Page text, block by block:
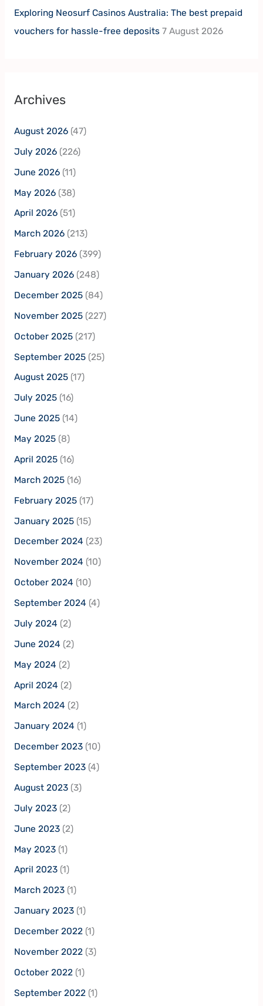
Exploring Neosurf Casinos Australia: The best prepaid
vouchers for hassle-free deposits 7 August 2026
Archives
August 2026(47)
July 2026(226)
June 2026(11)
May 2026(38)
April 2026(51)
March 2026(213)
February 2026(399)
January 2026(248)
December 2025(84)
November 2025(227)
October 2025(217)
September 2025(25)
August 2025(17)
July 2025(16)
June 2025(14)
May 2025(8)
April 2025(16)
March 2025(16)
February 2025(17)
January 2025(15)
December 2024 (23)
November 2024 (10)
October 2024 (10)
September 2024 (4)
July 2024 (2)
June 2024 (2)
May 2024 (2)
April 2024 (2)
March 2024 (2)
January 2024 (1)
December 2023(10)
September 2023(4)
August 2023(3)
July 2023(2)
June 2023(2)
May 2023(1)
April 2023(1)
March 2023(1)
January 2023(1)
December 2022(1)
November 2022(3)
October 2022(1)
September 2022(1)